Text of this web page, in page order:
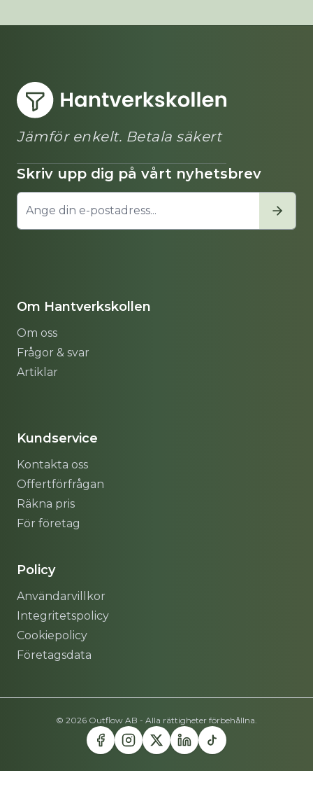
Jämför enkelt. Betala säkert
Skriv upp dig på vårt nyhetsbrev
Om Hantverkskollen
Om oss
Frågor & svar
Artiklar
Kundservice
Kontakta oss
Offertförfrågan
Räkna pris
För företag
Policy
Användarvillkor
Integritetspolicy
Cookiepolicy
Företagsdata
© 2026 Outflow AB - Alla rättigheter förbehållna.